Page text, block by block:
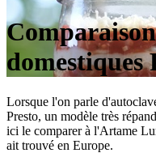
Lorsque l'on parle
Presto, un modèle très
ici le comparer à l'Artame
ait trouvé en Europe.